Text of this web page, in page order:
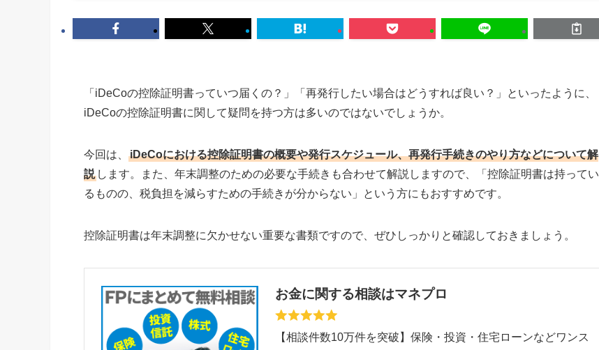
「iDeCoの控除証明書っていつ届くの？」「再発行したい場合はどうすれば良い？」といったように、
iDeCoの控除証明書に関して疑問を持つ方は多いのではないでしょうか。
今回は、
iDeCoにおける控除証明書の概要や発行スケジュール、再発行手続きのやり方などについて解
説 します。また、年末調整のための必要な手続きも合わせて解説しますので、「控除証明書は持ってい
るものの、税負担を減らすための手続きが分からない」という方にもおすすめです。
控除証明書は年末調整に欠かせない重要な書類ですので、ぜひしっかりと確認しておきましょう。
お金に関する相談はマネプロ
【相談件数10万件を突破】保険・投資・住宅ローンなどワンス